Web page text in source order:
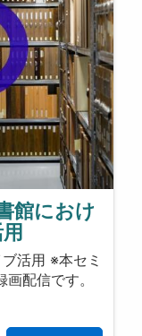
館におけ
活用 ※本セミ
配信です。